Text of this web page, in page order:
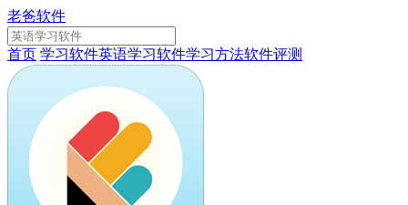
老爸软件
首页 学习软件英语学习软件学习方法软件评测